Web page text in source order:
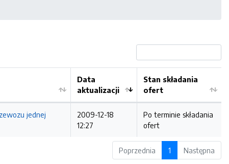
Data
aktualizacji
Stan składania
ofert
jednej
2009-12-18
12:27
Po terminie składania
ofert
Poprzednia 1 Następna